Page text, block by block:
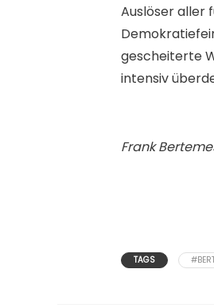
Auslöser aller
gescheiterte
intensiv
Frank
TAGS